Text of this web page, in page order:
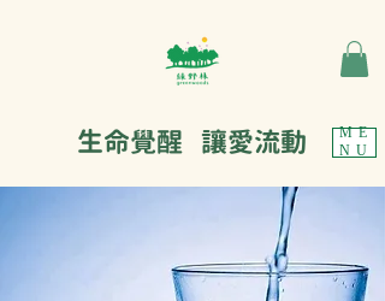
ME
NU
生命覺醒 讓愛流動